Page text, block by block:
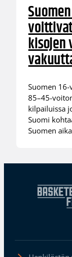
Suomen
85–45-
kilpailuissa
Suomi
Suomen